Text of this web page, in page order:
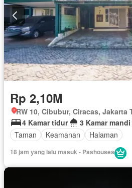
Rp 2,10M
4 Kamar tidur
3 Kamar mandi
Taman
Keamanan Halaman
18 jam yang lalu masuk - Pashouses